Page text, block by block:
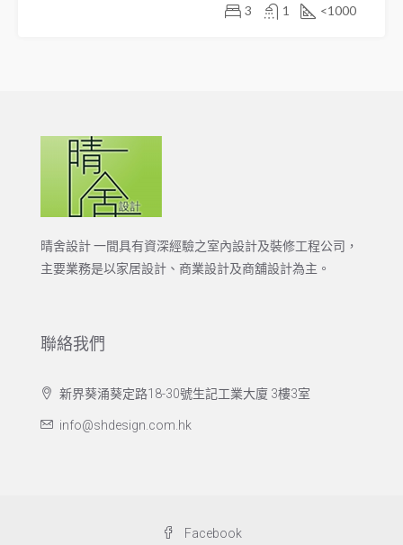
3 1 <1000
晴舍設計 一間具有資深經驗之室內設計及裝修工程公司，
主要業務是以家居設計、商業設計及商舖設計為主。
聯絡我們
新界葵涌葵定路18-30號生記工業大廈 3樓3室
info@shdesign.com.hk
Facebook